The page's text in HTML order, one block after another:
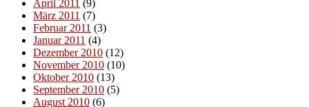
April 2011 (9)
März 2011 (7)
Februar 2011 (3)
Januar 2011 (4)
Dezember 2010 (12)
November 2010 (10)
Oktober 2010 (13)
September 2010 (5)
August 2010 (6)